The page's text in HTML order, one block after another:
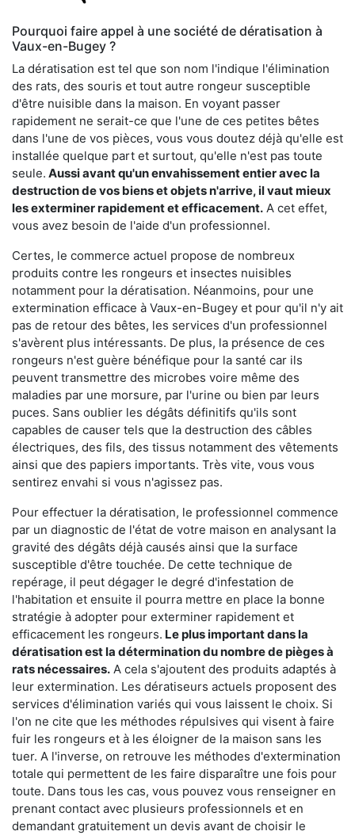
Pourquoi faire appel à une société de dératisation à
Vaux-en-Bugey ?
La dératisation est tel que son nom l'indique l'élimination
des rats, des souris et tout autre rongeur susceptible
d'être nuisible dans la maison. En voyant passer
rapidement ne serait-ce que l'une de ces petites bêtes
dans l'une de vos pièces, vous vous doutez déjà qu'elle est
installée quelque part et surtout, qu'elle n'est pas toute
seule. Aussi avant qu'un envahissement entier avec la
destruction de vos biens et objets n'arrive, il vaut mieux
les exterminer rapidement et efficacement. A cet effet,
vous avez besoin de l'aide d'un professionnel.
Certes, le commerce actuel propose de nombreux
produits contre les rongeurs et insectes nuisibles
notamment pour la dératisation. Néanmoins, pour une
extermination efficace à Vaux-en-Bugey et pour qu'il n'y ait
pas de retour des bêtes, les services d'un professionnel
s'avèrent plus intéressants. De plus, la présence de ces
rongeurs n'est guère bénéfique pour la santé car ils
peuvent transmettre des microbes voire même des
maladies par une morsure, par l'urine ou bien par leurs
puces. Sans oublier les dégâts définitifs qu'ils sont
capables de causer tels que la destruction des câbles
électriques, des fils, des tissus notamment des vêtements
ainsi que des papiers importants. Très vite, vous vous
sentirez envahi si vous n'agissez pas.
Pour effectuer la dératisation, le professionnel commence
par un diagnostic de l'état de votre maison en analysant la
gravité des dégâts déjà causés ainsi que la surface
susceptible d'être touchée. De cette technique de
repérage, il peut dégager le degré d'infestation de
l'habitation et ensuite il pourra mettre en place la bonne
stratégie à adopter pour exterminer rapidement et
efficacement les rongeurs. Le plus important dans la
dératisation est la détermination du nombre de pièges à
rats nécessaires. A cela s'ajoutent des produits adaptés à
leur extermination. Les dératiseurs actuels proposent des
services d'élimination variés qui vous laissent le choix. Si
l'on ne cite que les méthodes répulsives qui visent à faire
fuir les rongeurs et à les éloigner de la maison sans les
tuer. A l'inverse, on retrouve les méthodes d'extermination
totale qui permettent de les faire disparaître une fois pour
toute. Dans tous les cas, vous pouvez vous renseigner en
prenant contact avec plusieurs professionnels et en
demandant gratuitement un devis avant de choisir le